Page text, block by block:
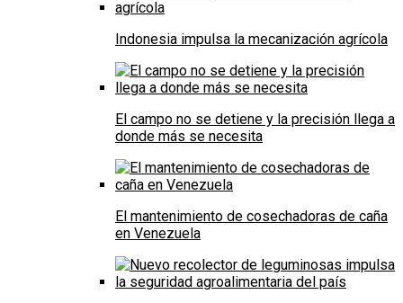
Indonesia impulsa la mecanización agrícola
El campo no se detiene y la precisión llega a
donde más se necesita
El mantenimiento de cosechadoras de caña
en Venezuela